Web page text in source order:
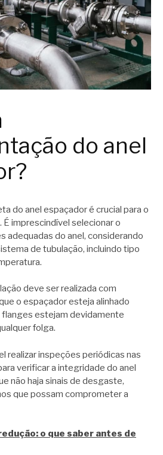
do anel
do anel espaçador é crucial para o
É imprescindível selecionar o
adequadas do anel, considerando
de tubulação, incluindo tipo
deve ser realizada com
o espaçador esteja alinhado
estejam devidamente
folga.
realizar inspeções periódicas nas
verificar a integridade do anel
não haja sinais de desgaste,
que possam comprometer a
o que saber antes de